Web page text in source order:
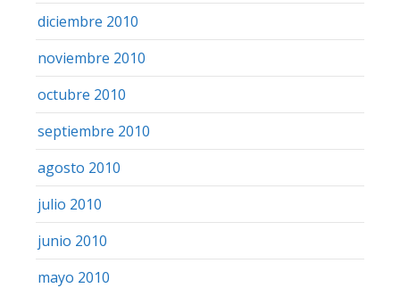
diciembre 2010
noviembre 2010
octubre 2010
septiembre 2010
agosto 2010
julio 2010
junio 2010
mayo 2010